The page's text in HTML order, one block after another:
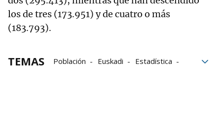
los de tres (173.951) y de cuatro o más
(183.793).
TEMAS Población Euskadi
Estadística